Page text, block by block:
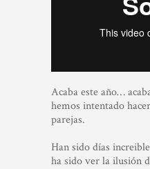
Acaba este año…
hemos intentado
parejas.
Han sido días
ha sido ver la ilusión